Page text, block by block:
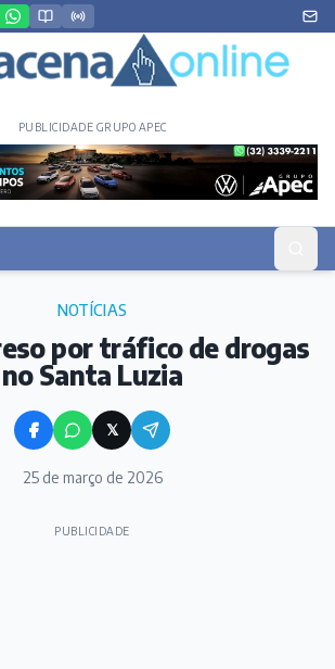
PUBLICIDADE GRUPO APEC
NOTÍCIAS
por tráfico de drogas
no Santa Luzia
𝕏
25 de março de 2026
PUBLICIDADE